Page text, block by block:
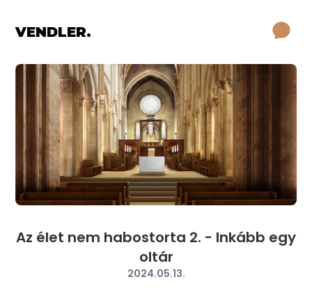
VENDLER.
Az élet nem habostorta 2. - Inkább egy
oltár
2024.05.13.